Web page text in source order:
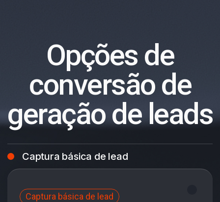
Opções de
conversão de
geração de leads
Captura básica de lead
Captura básica de lead